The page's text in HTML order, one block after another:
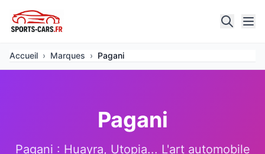
Accueil › Marques › Pagani
Pagani
Pagani : Huayra, Utopia... L'art automobile